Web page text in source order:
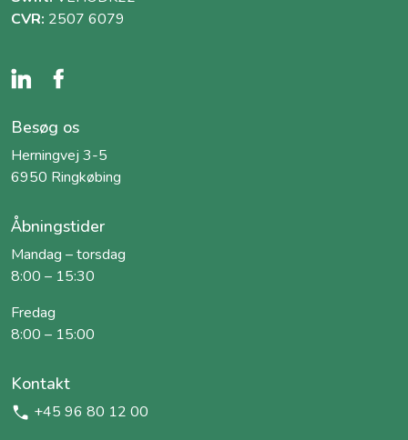
CVR: 2507 6079
Besøg os
Herningvej 3-5
6950 Ringkøbing
Åbningstider
Mandag – torsdag
8:00 – 15:30
Fredag
8:00 – 15:00
Kontakt
+45 96 80 12 00